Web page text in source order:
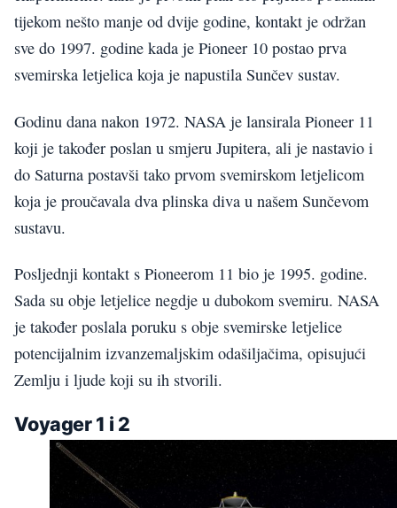
tijekom nešto manje od dvije godine, kontakt je održan
sve do 1997. godine kada je Pioneer 10 postao prva
svemirska letjelica koja je napustila Sunčev sustav.
Godinu dana nakon 1972. NASA je lansirala Pioneer 11
koji je također poslan u smjeru Jupitera, ali je nastavio i
do Saturna postavši tako prvom svemirskom letjelicom
koja je proučavala dva plinska diva u našem Sunčevom
sustavu.
Posljednji kontakt s Pioneerom 11 bio je 1995. godine.
Sada su obje letjelice negdje u dubokom svemiru. NASA
je također poslala poruku s obje svemirske letjelice
potencijalnim izvanzemaljskim odašiljačima, opisujući
Zemlju i ljude koji su ih stvorili.
Voyager 1 i 2